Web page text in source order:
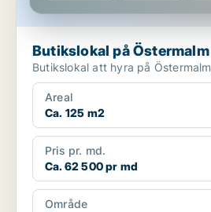
Butikslokal på Östermalm
Butikslokal att hyra på Östermalm
Areal
Ca. 125 m2
Pris pr. md.
Ca. 62 500 pr md
Område